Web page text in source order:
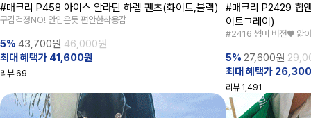
#매크리 P458 아이스 알라딘 하렘 팬츠(화이트,블랙)
구김걱정NO! 안입은듯 편안한착용감
5% 43,700원 46,000원
최대 혜택가 41,600원
리뷰 69
#매크리 P2429 힙
이트그레이)
#2416 썸머 버전♥ 얇아
5% 27,600원
최대 혜택가
리뷰 1,491